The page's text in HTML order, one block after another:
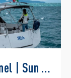
Mila - Water maker, Solar Panel | Sun Odyssey 490